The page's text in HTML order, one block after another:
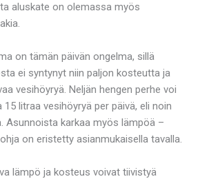
aluskate on olemassa myös
on tämän päivän ongelma, sillä
ei syntynyt niin paljon kosteutta ja
vesihöyryä. Neljän hengen perhe voi
15 litraa vesihöyryä per päivä, eli noin
Asunnoista karkaa myös lämpöä –
on eristetty asianmukaisella tavalla.
lämpö ja kosteus voivat tiivistyä